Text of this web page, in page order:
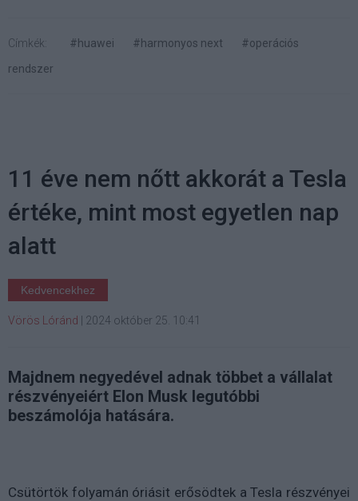
Címkék: #huawei #harmonyos next
#operációs
rendszer
11 éve nem nőtt akkorát a Tesla
értéke, mint most egyetlen nap
alatt
Kedvencekhez
Vörös Lóránd | 2024 október 25. 10:41
Majdnem negyedével adnak többet a vállalat
részvényeiért Elon Musk legutóbbi
beszámolója hatására.
Csütörtök folyamán óriásit erősödtek a Tesla részvényei